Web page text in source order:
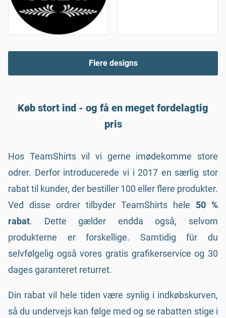
Flere designs
Køb stort ind - og få en meget fordelagtig
pris
Hos TeamShirts vil vi gerne imødekomme store
odrer. Derfor introducerede vi i 2017 en særlig stor
rabat til kunder, der bestiller 100 eller flere produkter.
Ved disse ordrer tilbyder TeamShirts hele 50 %
rabat. Dette gælder endda også, selvom
produkterne er forskellige. Samtidig für du
selvfølgelig også vores gratis grafikerservice og 30
dages garanteret returret.
Din rabat vil hele tiden være synlig i indkøbskurven,
så du undervejs kan følge med og se rabatten stige i